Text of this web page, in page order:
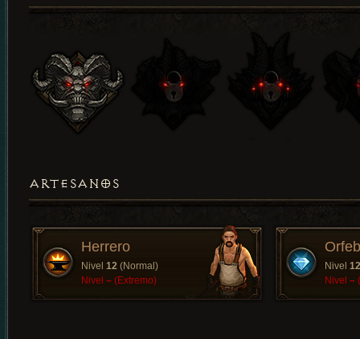
ARTESANOS
Herrero
Nivel 12 (Normal)
Nivel – (Extremo)
Nivel 12
Nivel –